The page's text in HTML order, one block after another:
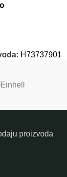
H73737901
proizvoda